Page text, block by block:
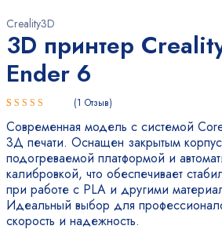
Creality3D
3D принтер
Ender 6
Рейтинг
4.00 из
5 на
основе
опроса
1
пользователя
1 Отзыв
Современная модель с системой
3Д печати. Оснащен закрытым
подогреваемой платформой и
калибровкой, что обеспечивает
при работе с PLA и другими
Идеальный выбор для
скорость и надежность.